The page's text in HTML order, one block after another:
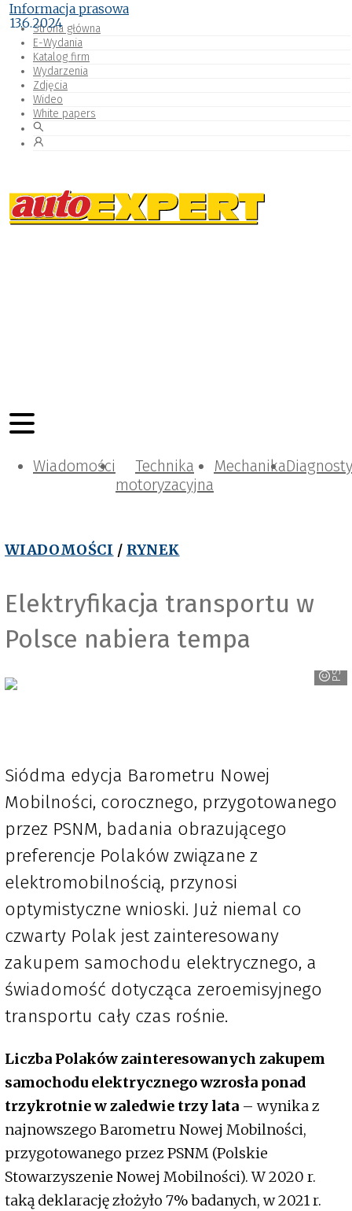
Strona główna
E-Wydania
Katalog firm
Wydarzenia
Zdjęcia
Wideo
White papers
Wiadomości
Technika
motoryzacyjna
Mechanika
WIADOMOŚCI / RYNEK
Elektryfikacja transportu w
Polsce nabiera tempa
PSNM
Informacja prasowa
13.6.2024
Siódma edycja Barometru Nowej
Mobilności, corocznego, przygotowanego
przez PSNM, badania obrazującego
preferencje Polaków związane z
elektromobilnością, przynosi
optymistyczne wnioski. Już niemal co
czwarty Polak jest zainteresowany
zakupem samochodu elektrycznego, a
świadomość dotycząca zeroemisyjnego
transportu cały czas rośnie.
Liczba Polaków zainteresowanych zakupem
samochodu elektrycznego wzrosła ponad
trzykrotnie w zaledwie trzy lata – wynika z
najnowszego Barometru Nowej Mobilności,
przygotowanego przez PSNM (Polskie
Stowarzyszenie Nowej Mobilności). W 2020 r.
taką deklarację złożyło 7% badanych, w 2021 r.